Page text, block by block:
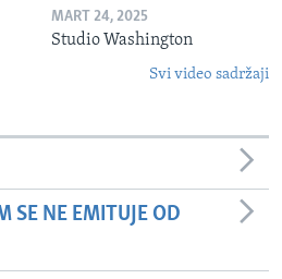
MART 24, 2025
Studio Washington
Svi video sadržaji
SE NE EMITUJE OD